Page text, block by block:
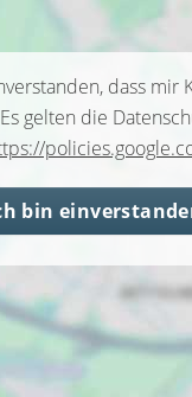
dass mir
gelten die
bin